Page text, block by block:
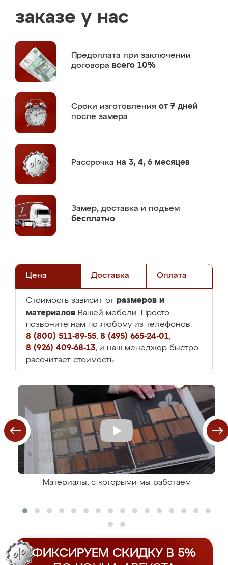
заказе у нас
Предоплата при заключении
договора всего 10%
Сроки изготовления от 7 дней
после замера
Рассрочка на 3, 4, 6 месяцев
Замер, доставка и подъем
бесплатно
Цена Доставка Оплата
Стоимость зависит от размеров и
материалов Вашей мебели. Просто
позвоните нам по любому из телефонов:
8 (800) 511-89-55, 8 (495) 665-24-01,
8 (926) 409-68-13, и наш менеджер быстро
рассчитает стоимость.
Материалы, с которыми мы работаем
ФИКСИРУЕМ СКИДКУ В 5%